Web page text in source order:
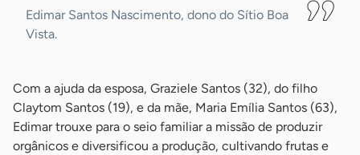
Edimar Santos Nascimento, dono do Sítio Boa
Vista.
Com a ajuda da esposa, Graziele Santos (32), do filho
Claytom Santos (19), e da mãe, Maria Emília Santos (63),
Edimar trouxe para o seio familiar a missão de produzir
orgânicos e diversificou a produção, cultivando frutas e